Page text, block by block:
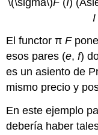
I
El functor πF
esos pares (e,f)
es un asiento de
mismo precio y
En este ejemplo
debería haber